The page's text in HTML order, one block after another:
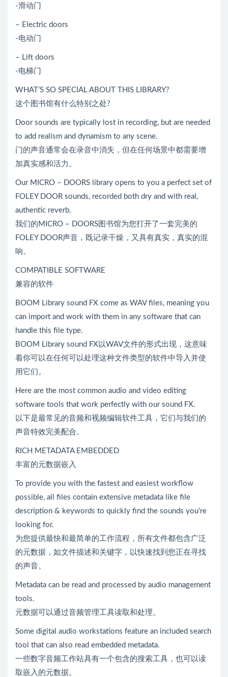
-滑动门
– Electric doors
-电动门
– Lift doors
-电梯门
WHAT’S SO SPECIAL ABOUT THIS LIBRARY?
这个图书馆有什么特别之处?
Door sounds are typically lost in recording, but are needed
to add realism and dynamism to any scene.
门的声音通常会在录音中消失，但在任何场景中都需要增
加真实感和活力。
Our MICRO – DOORS library opens to you a perfect set of
FOLEY DOOR sounds, recorded both dry and with real,
authentic reverb.
我们的MICRO – DOORS图书馆为您打开了一套完美的
FOLEY DOOR声音，既记录干燥，又具有真实，真实的混
响。
COMPATIBLE SOFTWARE
兼容的软件
BOOM Library sound FX come as WAV files, meaning you
can import and work with them in any software that can
handle this file type.
BOOM Library sound FX以WAV文件的形式出现，这意味
着你可以在任何可以处理这种文件类型的软件中导入并使
用它们。
Here are the most common audio and video editing
software tools that work perfectly with our sound FX.
以下是最常见的音频和视频编辑软件工具，它们与我们的
声音特效完美配合。
RICH METADATA EMBEDDED
丰富的元数据嵌入
To provide you with the fastest and easiest workflow
possible, all files contain extensive metadata like file
description & keywords to quickly find the sounds you’re
looking for.
为您提供最快和最简单的工作流程，所有文件都包含广泛
的元数据，如文件描述和关键字，以快速找到您正在寻找
的声音。
Metadata can be read and processed by audio management
tools.
元数据可以通过音频管理工具读取和处理。
Some digital audio workstations feature an included search
tool that can also read embedded metadata.
一些数字音频工作站具有一个包含的搜索工具，也可以读
取嵌入的元数据。